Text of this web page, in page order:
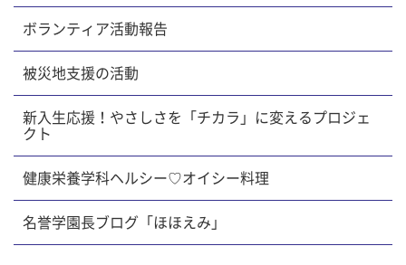
ボランティア活動報告
被災地支援の活動
新入生応援！やさしさを「チカラ」に変えるプロジェ
クト
健康栄養学科ヘルシー♡オイシー料理
名誉学園長ブログ「ほほえみ」